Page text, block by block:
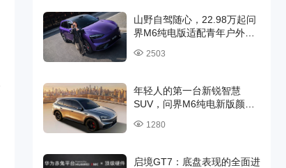
山野自驾随心，22.98万起问
界M6纯电版适配青年户外出
2503
年轻人的第一台新锐智慧
SUV，问界M6纯电新版颜值
1280
启境GT7：底盘表现的全面进